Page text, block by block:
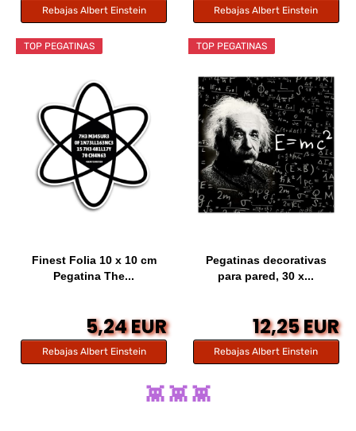
Rebajas Albert Einstein Rebajas Albert Einstein
TOP PEGATINAS
Finest Folia 10 x 10 cm
Pegatina The...
5,24 EUR
Rebajas Albert Einstein
TOP PEGATINAS
Pegatinas decorativas
para pared, 30 x...
12,25 EUR
Rebajas Albert Einstein
👾 👾 👾